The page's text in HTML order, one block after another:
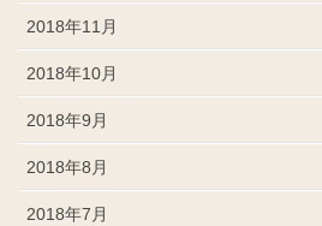
2018年11月
2018年10月
2018年9月
2018年8月
2018年7月